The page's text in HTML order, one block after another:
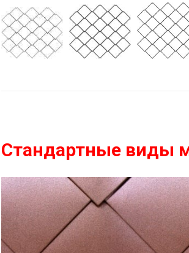
Стандартные виды